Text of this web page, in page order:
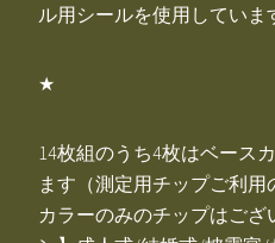
ル用シールを使用していま
★
14枚組のうち4枚はベース
ます（測定用チップご利
カラーのみのチップはござ